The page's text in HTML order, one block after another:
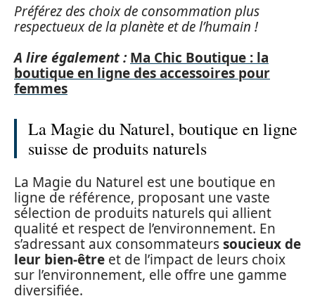
Préférez des choix de consommation plus
respectueux de la planète et de l’humain !
A lire également : Ma Chic Boutique : la
boutique en ligne des accessoires pour
femmes
La Magie du Naturel, boutique en ligne
suisse de produits naturels
La Magie du Naturel est une boutique en
ligne de référence, proposant une vaste
sélection de produits naturels qui allient
qualité et respect de l’environnement. En
s’adressant aux consommateurssoucieux de
leur bien-être et de l’impact de leurs choix
sur l’environnement, elle offre une gamme
diversifiée.